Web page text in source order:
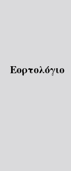
Εορτολόγιο